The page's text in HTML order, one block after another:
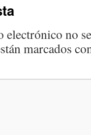
electrónico no
marcados